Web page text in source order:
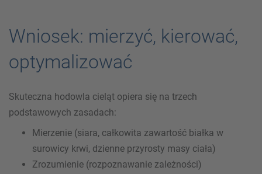
Wniosek: mierzyć, kierować,
optymalizować
Skuteczna hodowla cieląt opiera się na trzech
podstawowych zasadach:
Mierzenie (siara, całkowita zawartość białka w
surowicy krwi, dzienne przyrosty masy ciała)
Zrozumienie (rozpoznawanie zależności)